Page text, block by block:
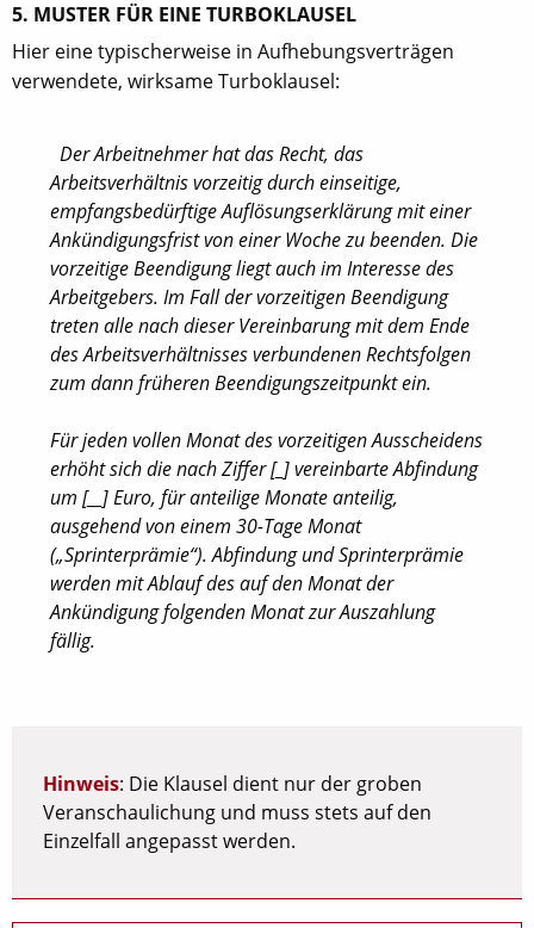
5. MUSTER FÜR EINE TURBOKLAUSEL
Hier eine typischerweise in Aufhebungsverträgen
verwendete, wirksame Turboklausel:
Der Arbeitnehmer hat das Recht, das
Arbeitsverhältnis vorzeitig durch einseitige,
empfangsbedürftige Auflösungserklärung mit einer
Ankündigungsfrist von einer Woche zu beenden. Die
vorzeitige Beendigung liegt auch im Interesse des
Arbeitgebers. Im Fall der vorzeitigen Beendigung
treten alle nach dieser Vereinbarung mit dem Ende
des Arbeitsverhältnisses verbundenen Rechtsfolgen
zum dann früheren Beendigungszeitpunkt ein.
Für jeden vollen Monat des vorzeitigen Ausscheidens
erhöht sich die nach Ziffer [_] vereinbarte Abfindung
um [__] Euro, für anteilige Monate anteilig,
ausgehend von einem 30-Tage Monat
(„Sprinterprämie“). Abfindung und Sprinterprämie
werden mit Ablauf des auf den Monat der
Ankündigung folgenden Monat zur Auszahlung
fällig.
Hinweis: Die Klausel dient nur der groben
Veranschaulichung und muss stets auf den
Einzelfall angepasst werden.